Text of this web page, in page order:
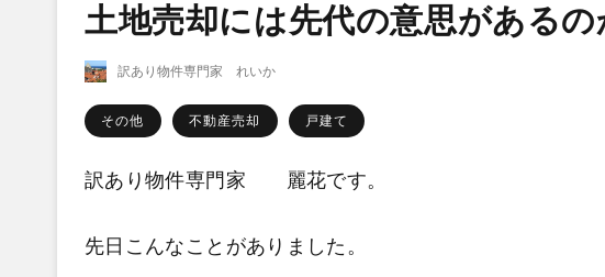
土地売却には先代の意思があるの
訳あり物件専門家 れいか
その他 不動産売却 戸建て
訳あり物件専門家 麗花です。
先日こんなことがありました。